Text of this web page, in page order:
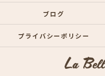
ブログ
プライバシーポリシー